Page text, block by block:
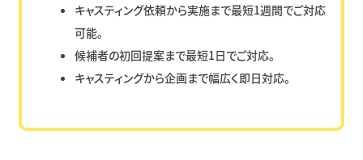
キャスティング依頼から実施まで最短1週間でご対応
可能。
候補者の初回提案まで最短1日でご対応。
キャスティングから企画まで幅広く即日対応。